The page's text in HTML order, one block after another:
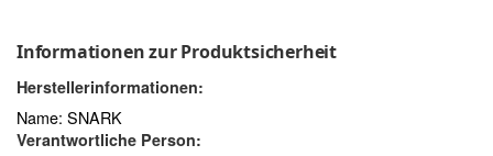
Informationen zur Produktsicherheit
Herstellerinformationen:
Name: SNARK
Verantwortliche Person: